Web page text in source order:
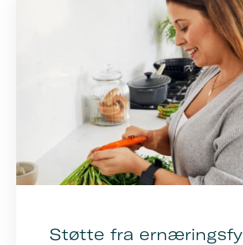
Støtte fra